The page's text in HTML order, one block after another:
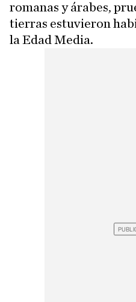
romanas y árabes,
tierras estuvieron
la Edad Media.